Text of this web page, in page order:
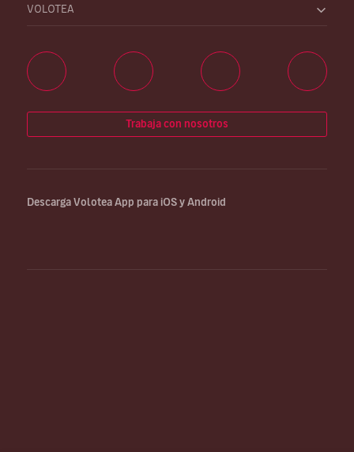
VOLOTEA
Trabaja con nosotros
Descarga Volotea App para iOS y Android